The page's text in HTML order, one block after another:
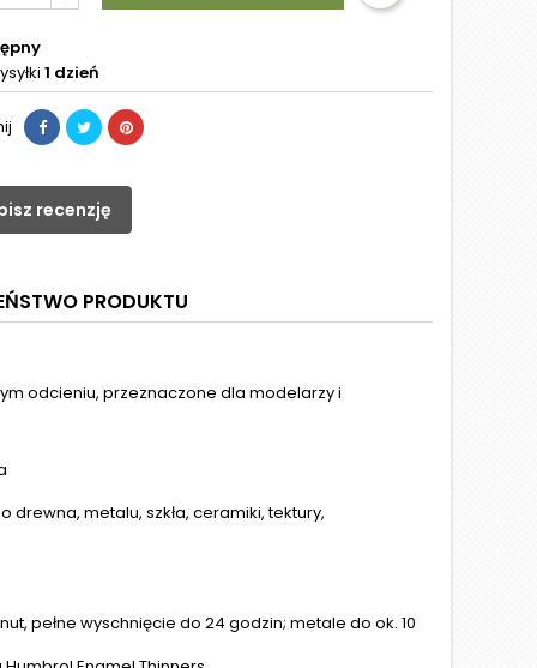
1 dzień
recenzję
PRODUKTU
odcieniu, przeznaczone dla modelarzy i
metalu, szkła, ceramiki, tektury,
pełne wyschnięcie do 24 godzin; metale do ok. 10